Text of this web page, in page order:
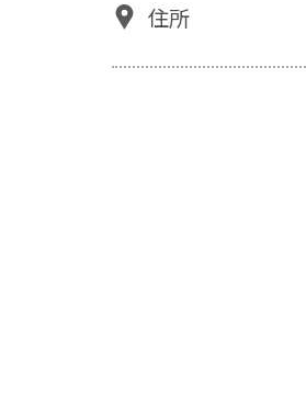
住所